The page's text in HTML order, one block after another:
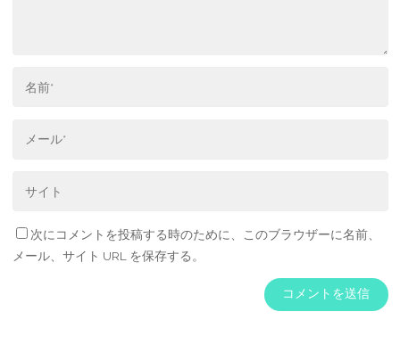
次にコメントを投稿する時のために、このブラウザーに名前、
メール、サイト URL を保存する。